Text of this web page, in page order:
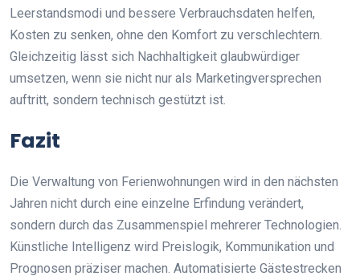
Leerstandsmodi und bessere Verbrauchsdaten helfen,
Kosten zu senken, ohne den Komfort zu verschlechtern.
Gleichzeitig lässt sich Nachhaltigkeit glaubwürdiger
umsetzen, wenn sie nicht nur als Marketingversprechen
auftritt, sondern technisch gestützt ist.
Fazit
Die Verwaltung von Ferienwohnungen wird in den nächsten
Jahren nicht durch eine einzelne Erfindung verändert,
sondern durch das Zusammenspiel mehrerer Technologien.
Künstliche Intelligenz wird Preislogik, Kommunikation und
Prognosen präziser machen. Automatisierte Gästestrecken